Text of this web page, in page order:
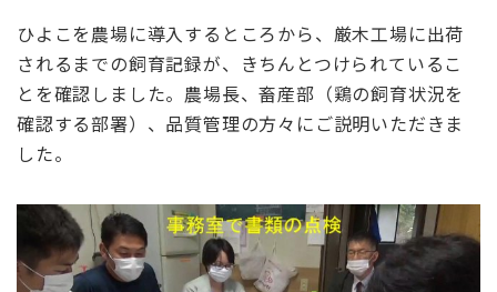
ひよこを農場に導入するところから、厳木工場に出荷
されるまでの飼育記録が、きちんとつけられているこ
とを確認しました。農場長、畜産部（鶏の飼育状況を
確認する部署）、品質管理の方々にご説明いただきま
した。